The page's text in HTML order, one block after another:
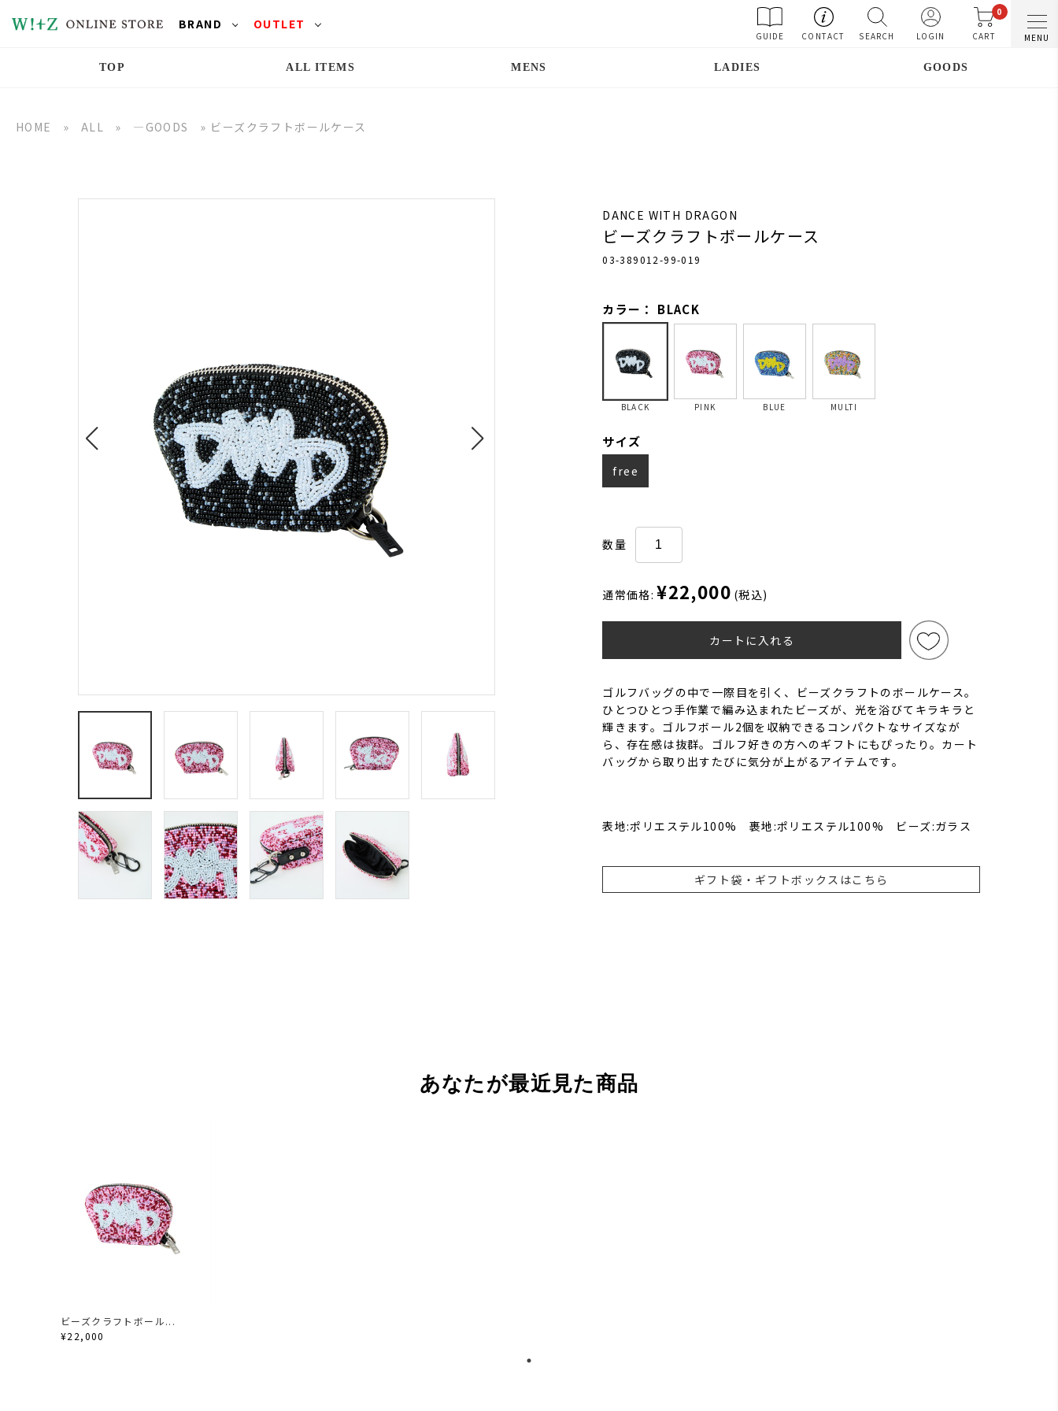
BRAND OUTLET
GUIDE CONTACT SEARCH LOGIN
0
CART MENU
TOP ALL ITEMS MENS LADIES GOODS
HOME » ALL » ―GOODS » ビーズクラフトボールケース
DANCE WITH DRAGON
ビーズクラフトボールケース
03-389012-99-019
カラー： BLACK
BLACK PINK BLUE MULTI
サイズ
free
数量
通常価格: ¥22,000 (税込)
カートに入れる
ゴルフバッグの中で一際目を引く、ビーズクラフトのボールケース。
ひとつひとつ手作業で編み込まれたビーズが、光を浴びてキラキラと
輝きます。ゴルフボール2個を収納できるコンパクトなサイズなが
ら、存在感は抜群。ゴルフ好きの方へのギフトにもぴったり。カート
バッグから取り出すたびに気分が上がるアイテムです。
表地:ポリエステル100% 裹地:ポリエステル100% ビーズ:ガラス
ギフト袋・ギフトボックスはこちら
あなたが最近見た商品
ビーズクラフトボール...
¥22,000